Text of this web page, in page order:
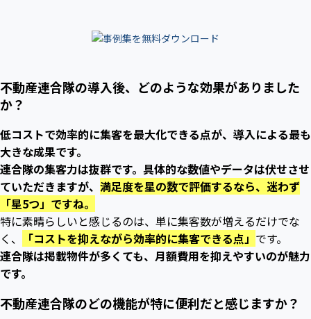
不動産連合隊の導入後、どのような効果がありました
か？
低コストで効率的に集客を最大化できる点が、導入による最も
大きな成果です。
連合隊の集客力は抜群です。具体的な数値やデータは伏せさせ
ていただきますが、 満足度を星の数で評価するなら、迷わず
「星5つ」ですね。
特に素晴らしいと感じるのは、単に集客数が増えるだけでな
く、
「コストを抑えながら効率的に集客できる点」 です。
連合隊は掲載物件が多くても、月額費用を抑えやすいのが魅力
です。
不動産連合隊のどの機能が特に便利だと感じますか？